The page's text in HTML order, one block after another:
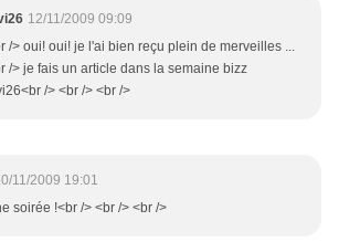
12/11/2009 09:09
/> oui! oui! je l'ai bien reçu plein de merveilles ...
/> je fais un article dans la semaine bizz
/> <br /> <br />
11/2009 19:01
soirée !<br /> <br /> <br />